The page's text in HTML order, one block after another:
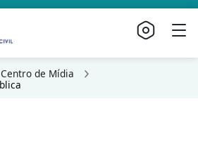
Centro de Mídia